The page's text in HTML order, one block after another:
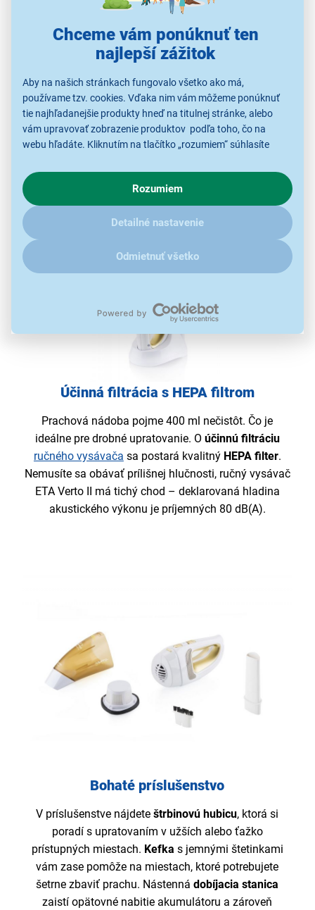
Chceme vám ponúknuť ten
najlepší zážitok
Aby na našich stránkach fungovalo všetko ako má,
používame tzv. cookies. Vďaka nim vám môžeme ponúknuť
tie najhľadanejšie produkty hneď na titulnej stránke, alebo
vám upravovať zobrazenie produktov podľa toho, čo na
webu hľadáte. Kliknutím na tlačítko „rozumiem“ súhlasíte
o chovaní na webe pre zobrazovaní cielených reklám.
V prípade že vás zaujímajú detaily, ako u nás s cookies a
ďalšími údaji pracujeme, kliknitesem.
Rozumiem
Detailné nastavenie
Odmietnuť všetko
Ergonomicky tvarovaná rukoväť
Doba nabíjania akumulátoru je 5 hodín, výdrž
akumulátoru je potom cca 15 minút.
Svetelná signalizáciavás bude informovať o stave
nabíjania a nabitia.Ergonomicky tvarovaná rukoväť
nízka hmotnosť zaistí, že práca s ním bude pohodlná.
Účinná filtrácia s HEPA filtrom
Prachová nádoba pojme 400 ml nečistôt. Čo je
ideálne pre drobné upratovanie. O účinnú filtráciu
ručného vysávača sa postará kvalitný HEPA filter.
Nemusíte sa obávať prílišnej hlučnosti, ručný vysávač
ETA Verto II má tichý chod – deklarovaná hladina
akustického výkonu je príjemných 80 dB(A).
Bohaté príslušenstvo
V príslušenstve nájdeteštrbinovú hubicu, ktorá si
poradí s upratovaním v užších alebo ťažko
prístupných miestach. Kefka s jemnými štetinkami
vám zase pomôže na miestach, ktoré potrebujete
šetrne zbaviť prachu. Nástennádobíjacia stanica
zaistí opätovné nabitie akumulátoru a zároveň